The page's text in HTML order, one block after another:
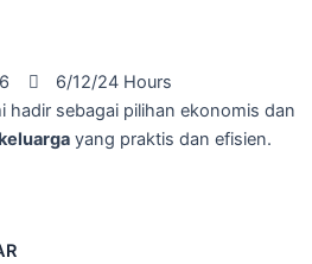
6/12/24 Hours
hadir sebagai pilihan ekonomis dan
yang praktis dan efisien.